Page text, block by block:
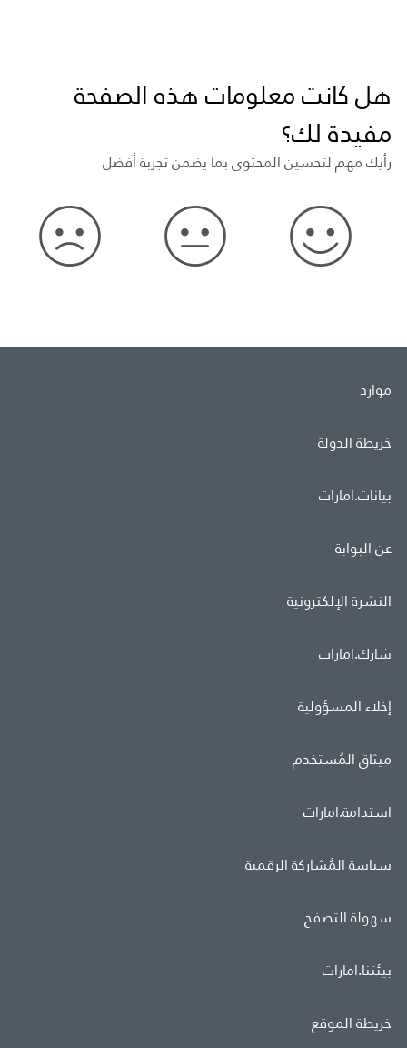
هل كانت معلومات هذه الصفحة
مفيدة لك؟
رأيك مهم لتحسين المحتوى بما يضمن تجربة أفضل
موارد
خريطة الدولة
بيانات.امارات
عن البوابة
النشرة الإلكترونية
شارك.امارات
إخلاء المسؤولية
ميثاق المُستخدم
استدامة.امارات
سياسة المُشاركة الرقمية
سهولة التصفح
بيئتنا.امارات
خريطة الموقع